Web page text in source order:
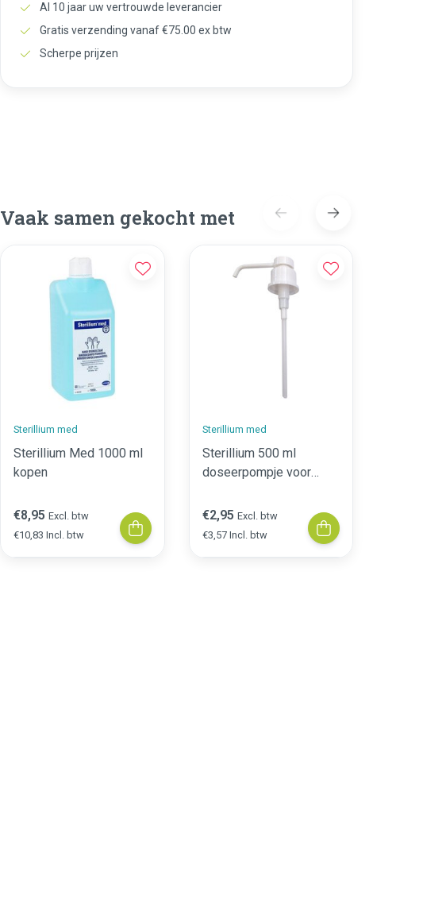
Al 10 jaar uw vertrouwde leverancier
Gratis verzending vanaf €75.00 ex btw
Scherpe prijzen
Vaak samen gekocht met
Sterillium med
Sterillium Med 1000 ml
kopen
€8,95 Excl. btw
€10,83 Incl. btw
Sterillium med
Sterillium 500 ml
doseerpompje voor
€2,95 Excl. btw
€3,57 Incl. btw